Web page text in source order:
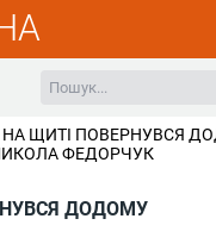
НА ЩИТІ ПОВЕРНУВСЯ
ФЕДОРЧУК
ДОДОМУ